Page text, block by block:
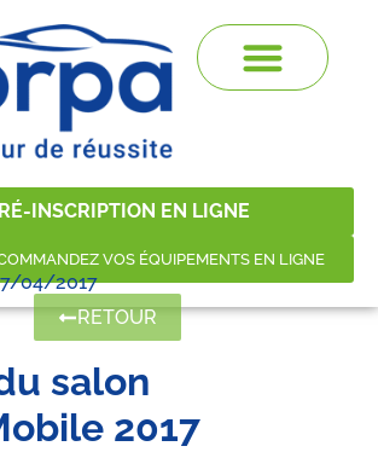
INSCRIPTION EN LIGNE
VOS ÉQUIPEMENTS EN LIGNE
04/2017
RETOUR
salon
2017